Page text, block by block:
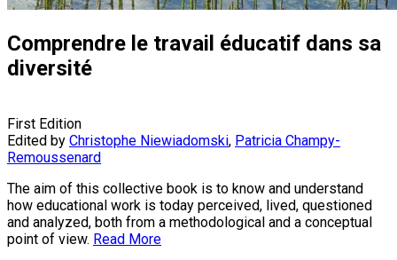
Comprendre le travail éducatif dans sa
diversité
First Edition
Edited by Christophe Niewiadomski, Patricia Champy-
Remoussenard
The aim of this collective book is to know and understand
how educational work is today perceived, lived, questioned
and analyzed, both from a methodological and a conceptual
point of view. Read More